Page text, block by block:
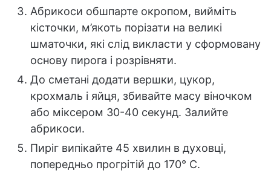
Абрикоси обшпарте окропом, вийміть
кісточки, м’якоть порізати на великі
шматочки, які слід викласти у сформовану
основу пирога і розрівняти.
До сметані додати вершки, цукор,
крохмаль і яйця, збивайте масу віночком
або міксером 30-40 секунд. Залийте
абрикоси.
Пиріг випікайте 45 хвилин в духовці,
попередньо прогрітій до 170° C.